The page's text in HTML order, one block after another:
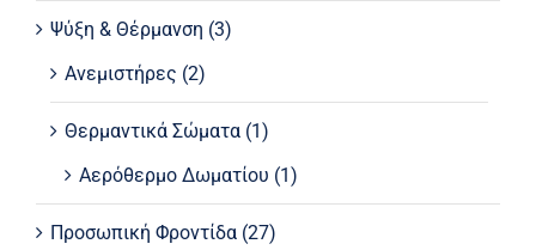
Ψύξη & Θέρμανση (3)
Ανεμιστήρες (2)
Θερμαντικά Σώματα (1)
Αερόθερμo Δωματίου (1)
Προσωπική Φροντίδα (27)